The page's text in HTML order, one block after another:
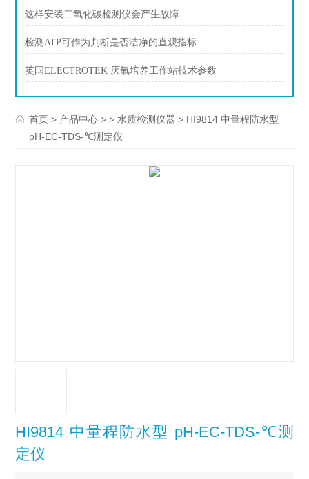
这样安装二氧化碳检测仪会产生故障
检测ATP可作为判断是否洁净的直观指标
英国ELECTROTEK 厌氧培养工作站技术参数
首页 > 产品中心 > > 水质检测仪器 > HI9814 中量程防水型
pH-EC-TDS-℃测定仪
HI9814 中量程防水型 pH-EC-TDS-℃测
定仪